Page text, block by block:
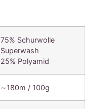
75% Schurwolle
Superwash
25% Polyamid
∼180m / 100g